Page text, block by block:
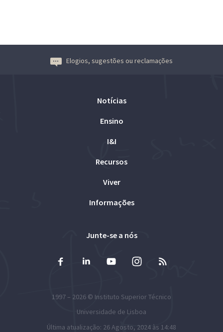
Elogios, sugestões ou reclamações
Notícias
Ensino
I&I
Recursos
Viver
Informações
Junte-se a nós
1997 – 2026 © Instituto Superior Técnico
Universidade de Lisboa
Última atualização: 26 Agosto, 2024 às 14:48